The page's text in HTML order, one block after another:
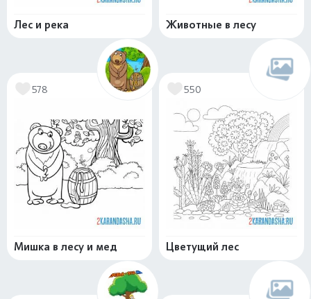
Лес и река Животные в лесу
578
Мишка в лесу и мед
550
Цветущий лес